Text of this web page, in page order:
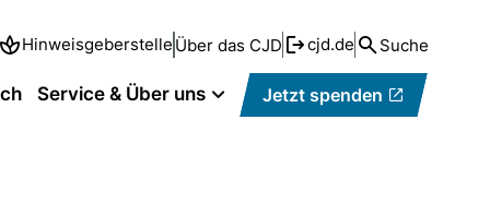
Hinweisgeberstelle Über das CJD cjd.de Suche
Jetzt spenden
Service & Über uns